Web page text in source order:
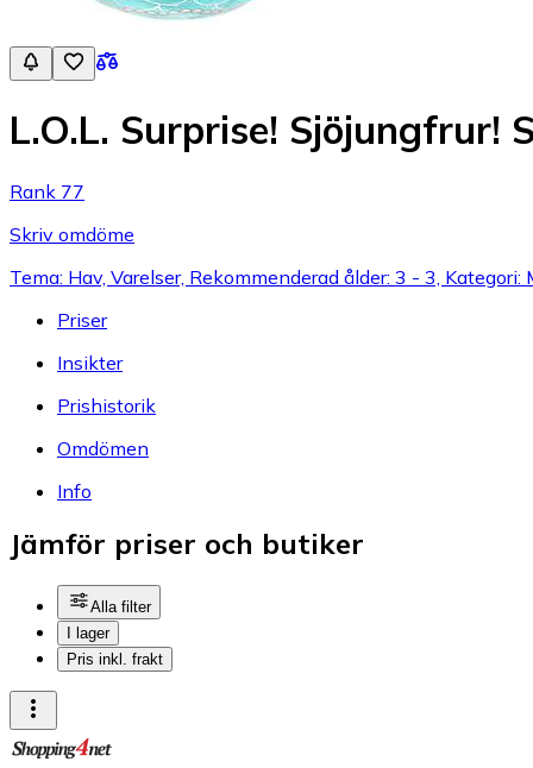
L.O.L. Surprise! Sjöjungfrur!
Rank 77
Skriv omdöme
Tema: Hav, Varelser, Rekommenderad ålder: 3 - 3, Kategori:
Priser
Insikter
Prishistorik
Omdömen
Info
Jämför priser och butiker
Alla filter
I lager
Pris inkl. frakt